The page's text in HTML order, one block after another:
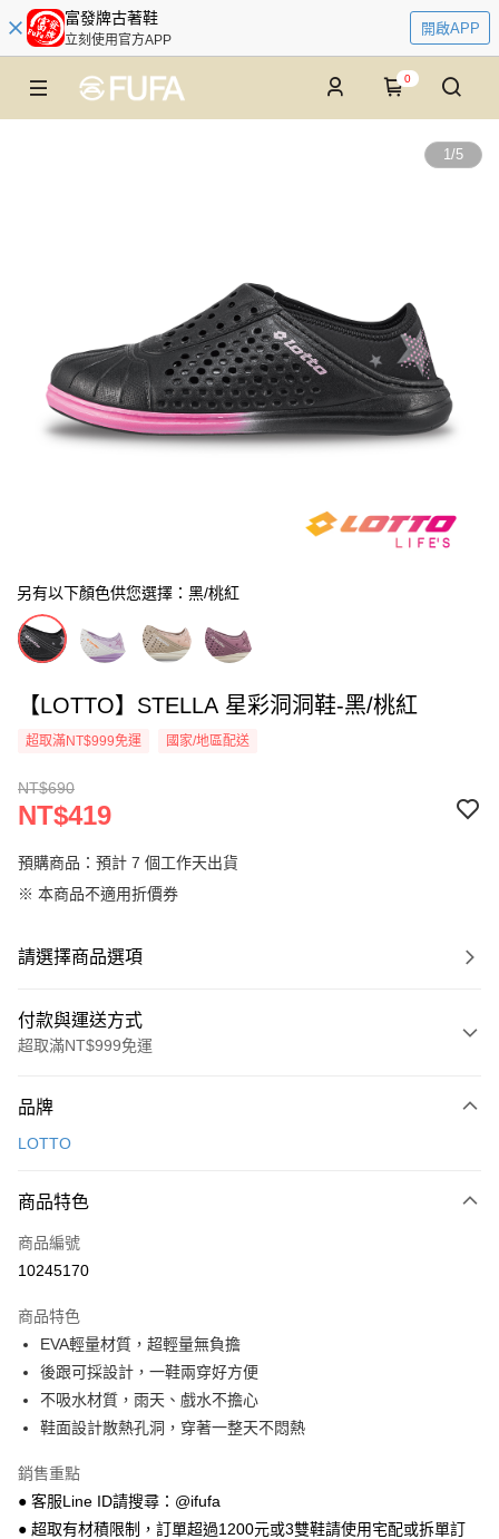
富發牌古著鞋
立刻使用官方APP
開啟APP
0
1/5
另有以下顏色供您選擇：黑/桃紅
【LOTTO】STELLA 星彩洞洞鞋-黑/桃紅
超取滿NT$999免運 國家/地區配送
NT$690
NT$419
預購商品：預計 7 個工作天出貨
※ 本商品不適用折價券
請選擇商品選項
付款與運送方式
超取滿NT$999免運
信用卡一次付款
LINE Pay
Apple Pay
悠遊付
Google Pay
全盈+PAY
相關說明
【關於「AFTEE先享後付」】
AFTEE先享後付是「在收到商品之後才付款」的支付方式。 讓您購物簡單
ATM付款
品牌
LOTTO
商品特色
商品編號
10245170
商品特色
EVA輕量材質，超輕量無負擔
後跟可採設計，一鞋兩穿好方便
不吸水材質，雨天、戲水不擔心
鞋面設計散熱孔洞，穿著一整天不悶熱
銷售重點
● 客服Line ID請搜尋：@ifufa
● 超取有材積限制，訂單超過1200元或3雙鞋請使用宅配或拆單訂